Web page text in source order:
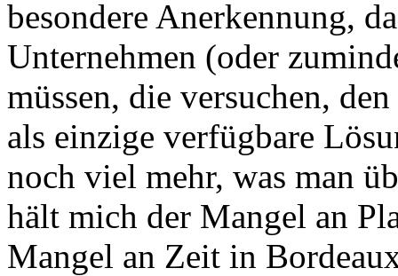
besondere Anerkennung,
Unternehmen (oder
müssen, die versuchen,
als einzige verfügbare
noch viel mehr, was man
hält mich der Mangel an
Mangel an Zeit in